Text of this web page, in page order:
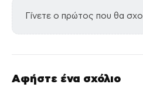
Γίνετε ο πρώτος που θα
Αφήστε ένα σχόλιο